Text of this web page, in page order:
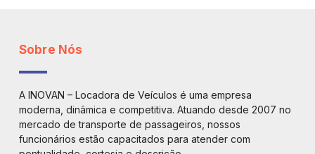
Sobre Nós
A INOVAN – Locadora de Veículos é uma empresa
moderna, dinâmica e competitiva. Atuando desde 2007 no
mercado de transporte de passageiros, nossos
funcionários estão capacitados para atender com